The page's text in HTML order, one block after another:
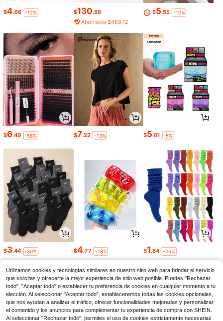
$4.66 -12% $130.88
Ahorraste $468.12
$5.55 -10%
$6.49 -58% $7.22 -13% $5.61 -5%
$3.44 -30% $4.77 -18% $1.84 -26%
Utilizamos cookies y tecnologías similares en nuestro sitio web para brindar el servicio
que solicitas y ofrecerte la mejor experiencia de sitio web posible. Puedes "Rechazar
todo", "Aceptar todo" o establecer tu preferencia de cookies en cualquier momento a tu
elección. Al seleccionar "Aceptar todo", estableceremos todas las cookies opcionales,
que nos ayudan a analizar el tráfico, ofrecer funcionalidades mejoradas y personalizar
el contenido y los anuncios para complementar tu experiencia de compra con SHEIN.
Al seleccionar "Rechazar todo", permites el uso de cookies estrictamente necesarias